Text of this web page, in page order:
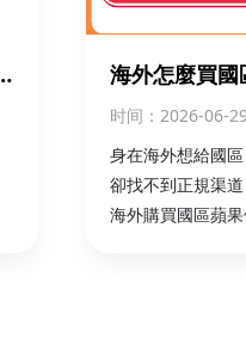
海外怎麼買
卡？App
时间 ：2026-06-
身在海外想給國
卻找不到正規渠
海外購買國區蘋